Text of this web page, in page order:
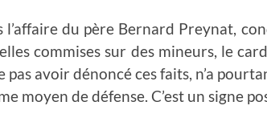
l’affaire du père Bernard Preynat,
commises sur des mineurs, le
pas avoir dénoncé ces faits, n’a
moyen de défense. C’est un signe